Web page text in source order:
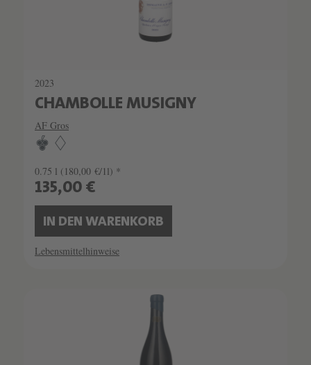
2023
CHAMBOLLE MUSIGNY
AF Gros
0.75 l (180,00 €/1l) *
135,00 €
IN DEN WARENKORB
Lebensmittelhinweise